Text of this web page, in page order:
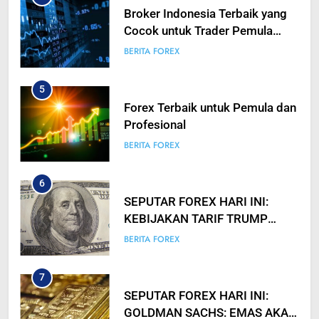
Broker Indonesia Terbaik yang
Cocok untuk Trader Pemula
hingga Profesional
BERITA FOREX
5
Forex Terbaik untuk Pemula dan
Profesional
BERITA FOREX
6
SEPUTAR FOREX HARI INI:
KEBIJAKAN TARIF TRUMP
TIDAK SEAGRESIF YANG
BERITA FOREX
7
SEPUTAR FOREX HARI INI:
GOLDMAN SACHS: EMAS AKAN